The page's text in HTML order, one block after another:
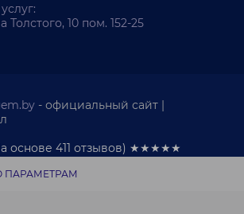
ПАРАМЕТРАМ
Толстого, 10 пом. 152-25
- официальный сайт |
основе411 отзывов) ★★★★★
cookie-файлов